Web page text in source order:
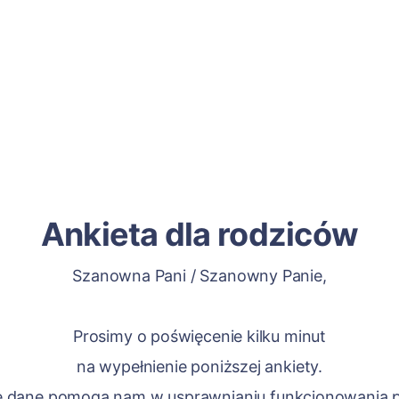
Ankieta dla rodziców
Szanowna Pani / Szanowny Panie,
Prosimy o poświęcenie kilku minut
na wypełnienie poniższej ankiety.